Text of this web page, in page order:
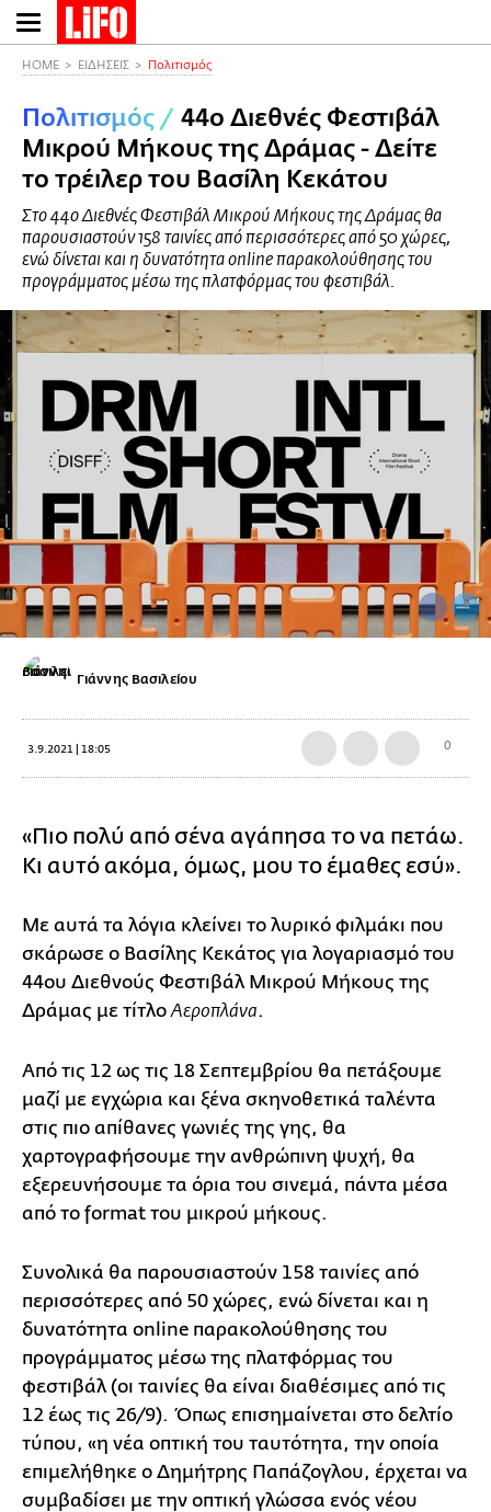
Παράκαμψη
προς
περιεχόμενο
HOME ΕΙΔΗΣΕΙΣ Πολιτισμός
Πολιτισμός / 44ο Διεθνές Φεστιβάλ
Μικρού Μήκους της Δράμας - Δείτε
το τρέιλερ του Βασίλη Κεκάτου
Στο 44ο Διεθνές Φεστιβάλ Μικρού Μήκους της Δράμας θα
παρουσιαστούν 158 ταινίες από περισσότερες από 50 χώρες,
ενώ δίνεται και η δυνατότητα online παρακολούθησης του
προγράμματος μέσω της πλατφόρμας του φεστιβάλ.
Γιάννης Βασιλείου
3.9.2021 | 18:05 0
«Πιο πολύ από σένα αγάπησα το να πετάω.
Κι αυτό ακόμα, όμως, μου το έμαθες εσύ».
Με αυτά τα λόγια κλείνει το λυρικό φιλμάκι που
σκάρωσε ο Βασίλης Κεκάτος για λογαριασμό του
44ου Διεθνούς Φεστιβάλ Μικρού Μήκους της
Δράμας με τίτλο Αεροπλάνα.
Από τις 12 ως τις 18 Σεπτεμβρίου θα πετάξουμε
μαζί με εγχώρια και ξένα σκηνοθετικά ταλέντα
στις πιο απίθανες γωνιές της γης, θα
χαρτογραφήσουμε την ανθρώπινη ψυχή, θα
εξερευνήσουμε τα όρια του σινεμά, πάντα μέσα
από το format του μικρού μήκους.
Συνολικά θα παρουσιαστούν 158 ταινίες από
περισσότερες από 50 χώρες, ενώ δίνεται και η
δυνατότητα online παρακολούθησης του
προγράμματος μέσω της πλατφόρμας του
φεστιβάλ (οι ταινίες θα είναι διαθέσιμες από τις
12 έως τις 26/9). Όπως επισημαίνεται στο δελτίο
τύπου, «η νέα οπτική του ταυτότητα, την οποία
επιμελήθηκε ο Δημήτρης Παπάζογλου, έρχεται να
συμβαδίσει με την οπτική γλώσσα ενός νέου